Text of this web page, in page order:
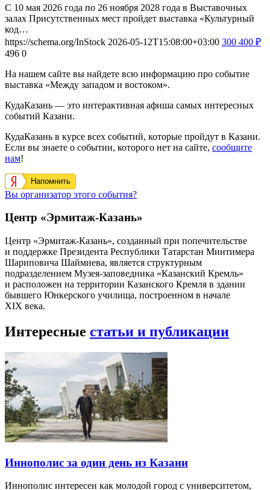
С 10 мая 2026 года по 26 ноября 2028 года в Выставочных
залах Присутственных мест пройдет выставка «Культурный
код…
https://schema.org/InStock 2026-05-12T15:08:00+03:00 300 400 ₽
496 0
На нашем сайте вы найдете всю информацию про событие
выставка «Между западом и востоком».
КудаКазань — это интерактивная афиша самых интересных
событий Казани.
КудаКазань в курсе всех событий, которые пройдут в Казани.
Если вы знаете о событии, которого нет на сайте, сообщите
нам!
Напомнить
Вы организатор этого события?
Центр «Эрмитаж-Казань»
Центр «Эрмитаж-Казань», созданный при попечительстве
и поддержке Президента Республики Татарстан Минтимера
Шариповича Шаймиева, является структурным
подразделением Музея-заповедника «Казанский Кремль»
и расположен на территории Казанского Кремля в здании
бывшего Юнкерского училища, построенном в начале
XIX века.
Интересные статьи и публикации
Иннополис за один день из Казани
Иннополис интересен как молодой город с университетом,